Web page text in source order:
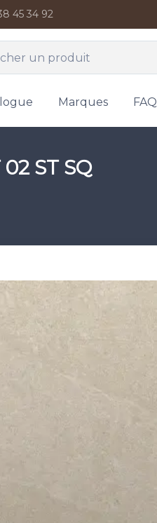
45 34 92
Marques FAQ
ST SQ